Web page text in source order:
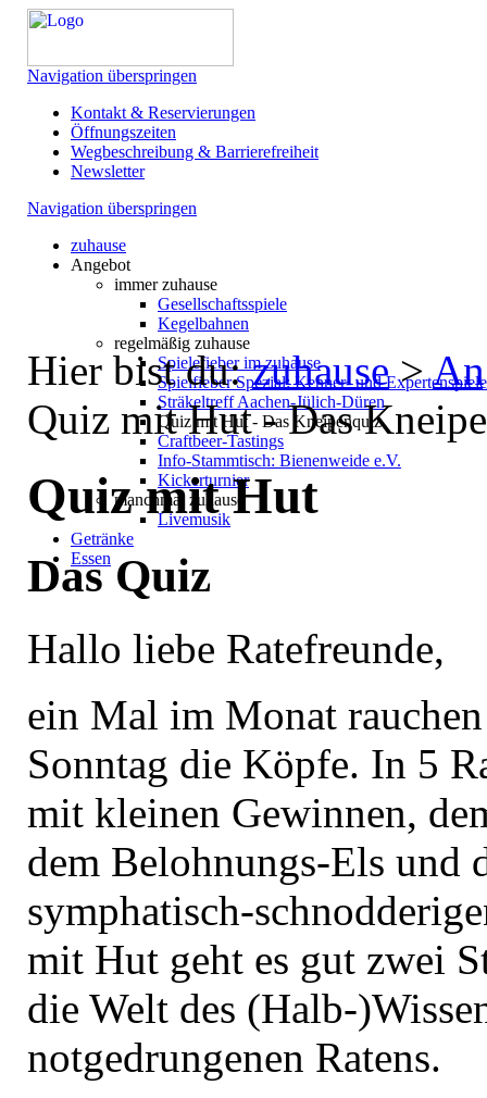
Navigation überspringen
Kontakt & Reservierungen
Öffnungszeiten
Wegbeschreibung & Barrierefreiheit
Newsletter
Navigation überspringen
zuhause
Angebot
immer zuhause
Gesellschaftsspiele
Kegelbahnen
regelmäßig zuhause
Spielefieber im zuhause
Spielfieber Spezial: Kenner- und
Sträkeltreff Aachen-Jülich-Düren
Quiz mit Hut - Das Kneipenquiz
Craftbeer-Tastings
Info-Stammtisch: Bienenweide e.V.
Kickerturnier
manchmal zuhause
Livemusik
Getränke
Essen
Hier bist du:zuhause>
Quiz mit Hut - Das
Quiz mit Hut
Das Quiz
Hallo liebe Ratefreunde,
ein Mal im Monat
Sonntag die Köpfe. In 5
mit kleinen Gewinnen,
dem Belohnungs-Els und
symphatisch-
mit Hut geht es gut zwei
die Welt des (Halb-
notgedrungenen Ratens.